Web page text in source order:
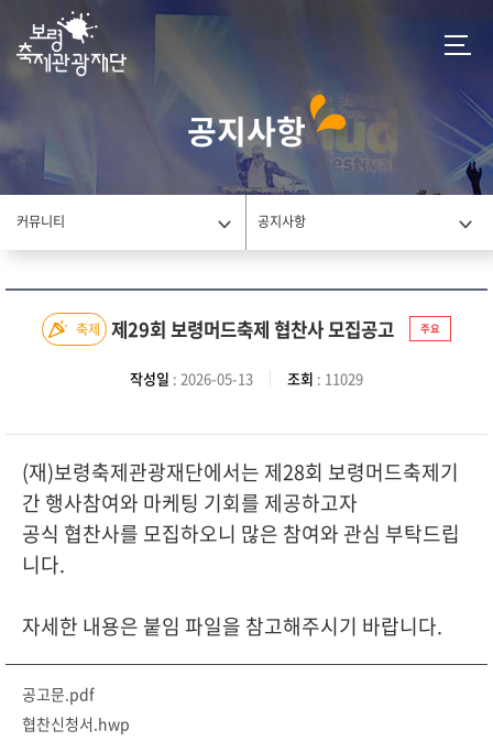
공지사항
커뮤니티 공지사항
축제 제29회 보령머드축제 협찬사 모집공고 주요
작성일 : 2026-05-13 조회 : 11029
(재)보령축제관광재단에서는 제28회 보령머드축제기
간 행사참여와 마케팅 기회를 제공하고자
공식 협찬사를 모집하오니 많은 참여와 관심 부탁드립
니다.
자세한 내용은 붙임 파일을 참고해주시기 바랍니다.
공고문.pdf
협찬신청서.hwp